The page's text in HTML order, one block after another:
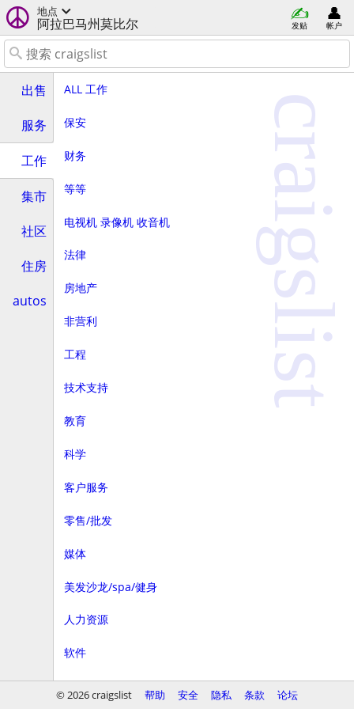
地点
阿拉巴马州莫比尔 发贴 帐户
出售
服务
工作
集市
社区
住房
autos
ALL 工作
保安
财务
等等
电视机 录像机 收音机
法律
房地产
非营利
工程
技术支持
教育
科学
客户服务
零售/批发
媒体
美发沙龙/spa/健身
人力资源
软件
商务
craigslist
© 2026 craigslist 帮助 安全 隐私 条款 论坛